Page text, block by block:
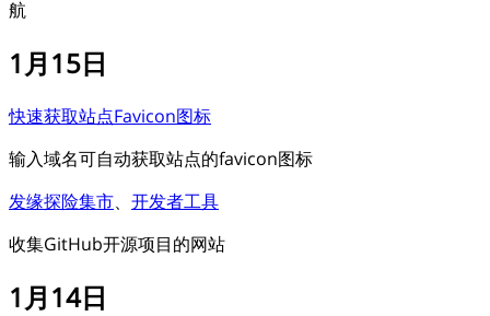
航
1月15日
快速获取站点Favicon图标
输入域名可自动获取站点的favicon图标
发缘探险集市、 开发者工具
收集GitHub开源项目的网站
1月14日